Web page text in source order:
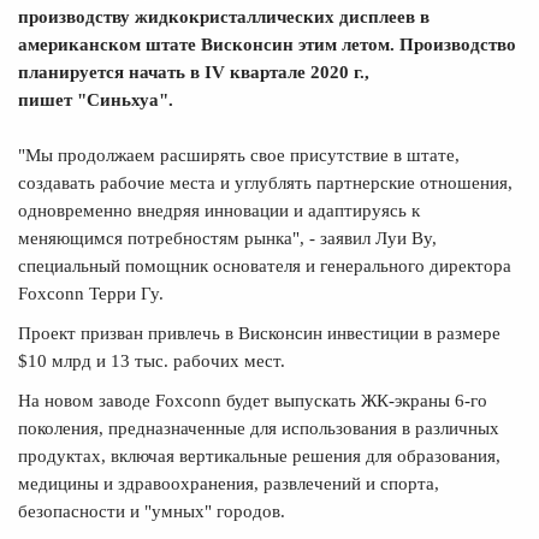
производству жидкокристаллических дисплеев в
американском штате Висконсин этим летом. Производство
планируется начать в IV квартале 2020 г.,
пишет "Синьхуа".
"Мы продолжаем расширять свое присутствие в штате,
создавать рабочие места и углублять партнерские отношения,
одновременно внедряя инновации и адаптируясь к
меняющимся потребностям рынка", - заявил Луи Ву,
специальный помощник основателя и генерального директора
Foxconn Терри Гу.
Проект призван привлечь в Висконсин инвестиции в размере
$10 млрд и 13 тыс. рабочих мест.
На новом заводе Foxconn будет выпускать ЖК-экраны 6-го
поколения, предназначенные для использования в различных
продуктах, включая вертикальные решения для образования,
медицины и здравоохранения, развлечений и спорта,
безопасности и "умных" городов.